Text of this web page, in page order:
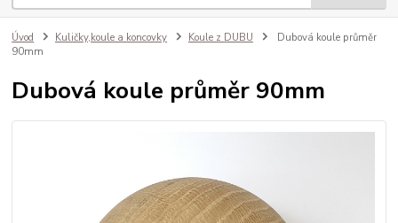
Úvod Kuličky,koule a koncovky Koule z DUBU
Dubová koule průměr
90mm
Dubová koule průměr 90mm